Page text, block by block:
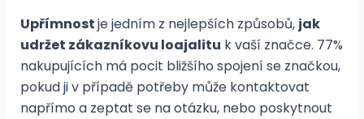
Upřímnostje jedním z nejlepších způsobů, jak
udržet zákazníkovu loajalitu k vaší značce. 77%
nakupujících má pocit bližšího spojení se značkou,
pokud ji v případě potřeby může kontaktovat
napřímo a zeptat se na otázku, nebo poskytnout